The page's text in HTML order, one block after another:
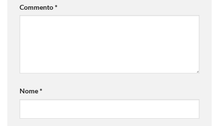
Commento*
Nome*